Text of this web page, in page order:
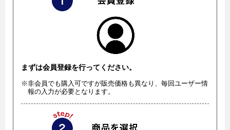
まずは会員登録を行ってください。
※非会員でも購入可ですが販売価格も異なり、毎回ユーザー情
報の入力が必要となります。